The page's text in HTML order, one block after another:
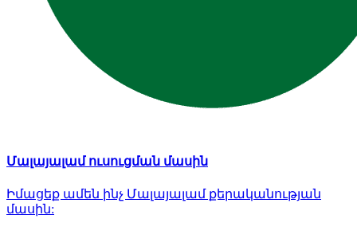
Մալայալամ ուսուցման մասին
Իմացեք ամեն ինչ Մալայալամ քերականության
մասին: